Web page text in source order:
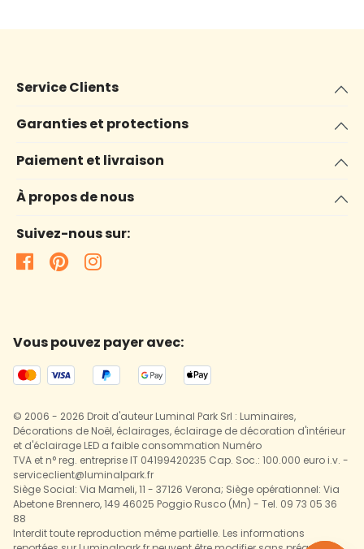
Service Clients
Garanties et protections
Paiement et livraison
À propos de nous
Suivez-nous sur:
Vous pouvez payer avec:
© 2006 - 2026 Droit d'auteur Luminal Park Srl : Luminaires,
Décorations de Noël, éclairages, éclairage de décoration d'intérieur
et d'éclairage LED a faible consommation Numéro
TVA et n° reg. entreprise IT 04199420235 Cap. Soc.: 100.000 euro i.v. -
serviceclient@luminalpark.fr
Siège Social: Via Mameli, 11 - 37126 Verona; Siège opérationnel: Via
Abetone Brennero, 149 46025 Poggio Rusco (Mn) - Tel. 09 73 05 36
88
Interdit toute reproduction même partielle. Les informations